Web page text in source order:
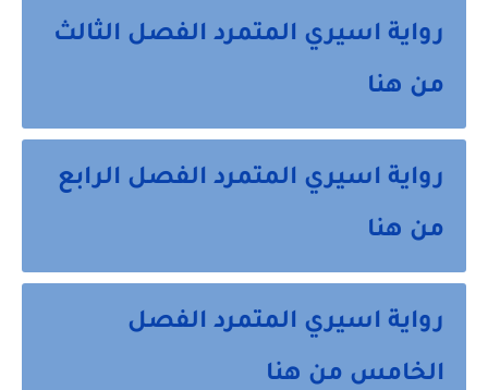
رواية اسيري المتمرد الفصل الثالث
من هنا
رواية اسيري المتمرد الفصل الرابع
من هنا
رواية اسيري المتمرد الفصل
الخامس من هنا